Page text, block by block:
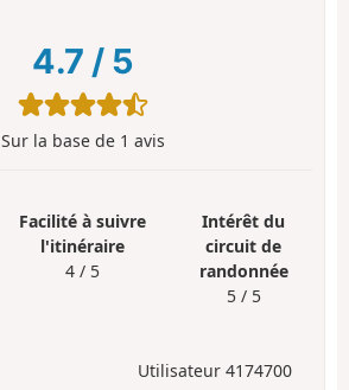
4.7 / 5
Sur la base de 1 avis
Facilité à suivre
l'itinéraire
4 / 5
Intérêt du
circuit de
randonnée
5 / 5
Utilisateur 4174700